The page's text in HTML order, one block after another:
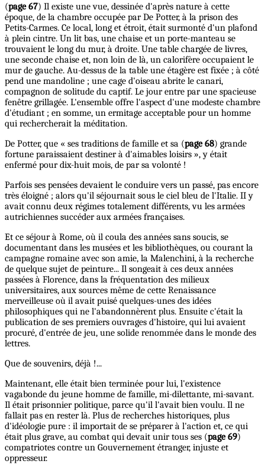
(page 67) Il existe une vue, dessinée d'après nature à cette
époque, de la chambre occupée par De Potter, à la prison des
Petits-Carmes. Ce local, long et étroit, était surmonté d'un plafond
à plein cintre. Un lit bas, une chaise et un porte-manteau se
trouvaient le long du mur, à droite. Une table chargée de livres,
une seconde chaise et, non loin de là, un calorifère occupaient le
mur de gauche. Au-dessus de la table une étagère est fixée ; à côté
pend une mandoline ; une cage d'oiseau abrite le canari,
compagnon de solitude du captif. Le jour entre par une spacieuse
fenêtre grillagée. L'ensemble offre l'aspect d'une modeste chambre
d'étudiant ; en somme, un ermitage acceptable pour un homme
qui rechercherait la méditation.
De Potter, que « ses traditions de famille et sa (page 68) grande
fortune paraissaient destiner à d'aimables loisirs », y était
enfermé pour dix-huit mois, de par sa volonté !
Parfois ses pensées devaient le conduire vers un passé, pas encore
très éloigné ; alors qu'il séjournait sous le ciel bleu de l'Italie. II y
avait connu deux régimes totalement différents, vu les armées
autrichiennes succéder aux armées françaises.
Et ce séjour à Rome, où il coula des années sans soucis, se
documentant dans les musées et les bibliothèques, ou courant la
campagne romaine avec son amie, la Malenchini, à la recherche
de quelque sujet de peinture... Il songeait à ces deux années
passées à Florence, dans la fréquentation des milieux
universitaires, aux sources même de cette Renaissance
merveilleuse où il avait puisé quelques-unes des idées
philosophiques qui ne l'abandonnèrent plus. Ensuite c'était la
publication de ses premiers ouvrages d'histoire, qui lui avaient
procuré, d'entrée de jeu, une solide renommée dans le monde des
lettres.
Que de souvenirs, déjà !...
Maintenant, elle était bien terminée pour lui, l'existence
vagabonde du jeune homme de famille, mi-dilettante, mi-savant.
Il était prisonnier politique, parce qu'il l'avait bien voulu. Il ne
fallait pas en rester là. Plus de recherches historiques, plus
d'idéologie pure : il importait de se préparer à l'action et, ce qui
était plus grave, au combat qui devait unir tous ses (page 69)
compatriotes contre un Gouvernement étranger, injuste et
oppresseur.